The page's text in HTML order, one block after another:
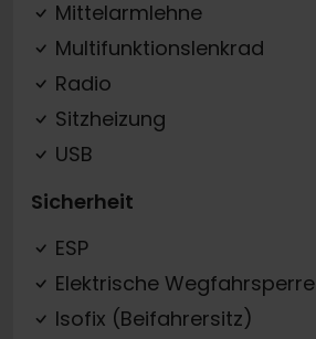
Mittelarmlehne
Multifunktionslenkrad
Radio
Sitzheizung
USB
Sicherheit
ESP
Elektrische Wegfahrsperre
Isofix (Beifahrersitz)